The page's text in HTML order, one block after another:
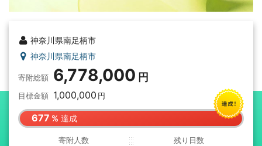
神奈川県南足柄市
神奈川県南足柄市
寄附総額 6,778,000
677 達成
目標金額 1,000,000
寄附人数 残り日数